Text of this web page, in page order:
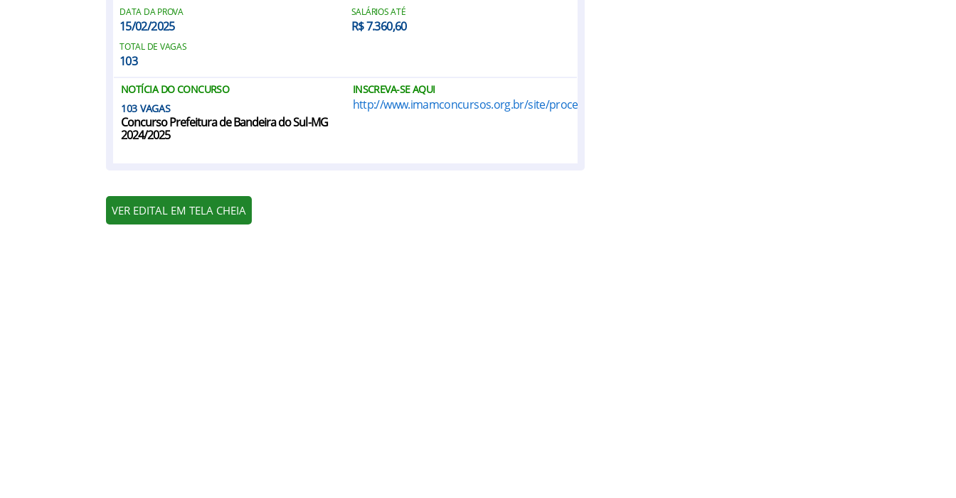
DATA DA PROVA
15/02/2025
SALÁRIOS ATÉ
R$ 7.360,60
TOTAL DE VAGAS
103
NOTÍCIA DO CONCURSO
103
Concurso Prefeitura de Bandeira do Sul-MG
2024/2025
INSCREVA-SE AQUI
http://www.imamconcursos.org.br/site/processo_seletivo.aspx#
VER EDITAL EM TELA CHEIA